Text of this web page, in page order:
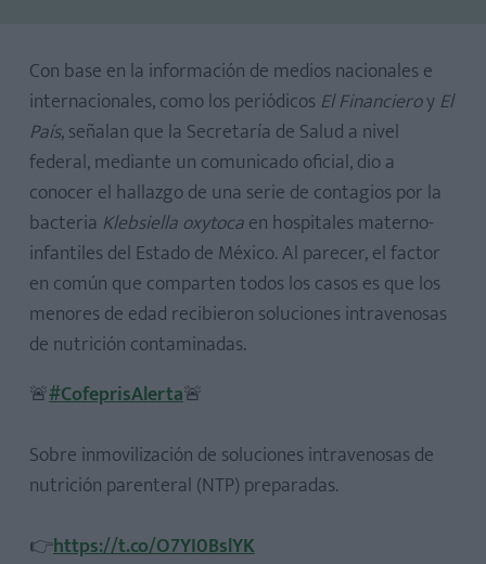
Síntomas ocasionados por la bacteria
¿Qué hacer si mi hija o hijo presenta síntomas?
Población de mayor riesgo para desarrollar una
enfermedad grave
Con base en la información de medios nacionales e
internacionales, como los periódicos El Financieroy El
País, señalan que la Secretaría de Salud a nivel
federal, mediante un comunicado oficial, dio a
conocer el hallazgo de una serie de contagios por la
bacteria Klebsiella oxytocaen hospitales materno-
infantiles del Estado de México. Al parecer, el factor
en común que comparten todos los casos es que los
menores de edad recibieron soluciones intravenosas
de nutrición contaminadas.
🚨#CofeprisAlerta🚨
Sobre inmovilización de soluciones intravenosas de
nutrición parenteral (NTP) preparadas.
👉https://t.co/O7YI0BslYK